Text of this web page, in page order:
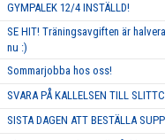
GYMPALEK 12/4 INSTÄLLD!
SE HIT! Träningsavgiften är
nu :)
Sommarjobba hos oss!
SVARA PÅ KALLELSEN TILL
SISTA DAGEN ATT BESTÄLLA